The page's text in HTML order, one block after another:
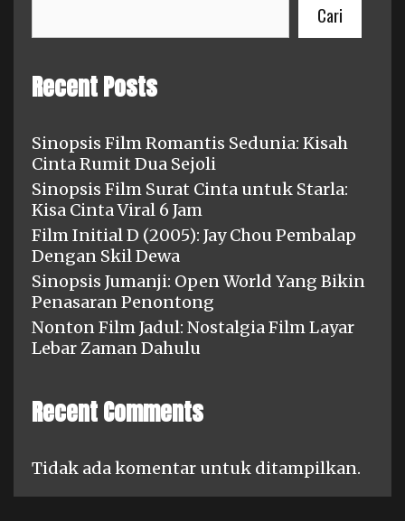
Cari
Recent Posts
Sinopsis Film Romantis Sedunia: Kisah
Cinta Rumit Dua Sejoli
Sinopsis Film Surat Cinta untuk Starla:
Kisa Cinta Viral 6 Jam
Film Initial D (2005): Jay Chou Pembalap
Dengan Skil Dewa
Sinopsis Jumanji: Open World Yang Bikin
Penasaran Penontong
Nonton Film Jadul: Nostalgia Film Layar
Lebar Zaman Dahulu
Recent Comments
Tidak ada komentar untuk ditampilkan.